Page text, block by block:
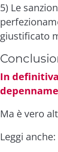
5) Le
giustificato
In
Ma è vero
Leggi anche: